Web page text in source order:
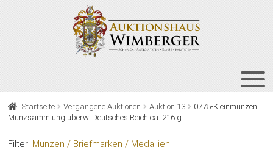
HOME
Startseite Vergangene Auktionen Auktion 13
0775-Kleinmünzen
Münzsammlung überw. Deutsches Reich ca. 216 g
Filter: Münzen / Briefmarken / Medallien